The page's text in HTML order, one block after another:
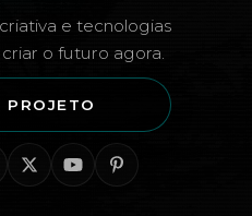
e tecnologias
o futuro agora.
PROJETO